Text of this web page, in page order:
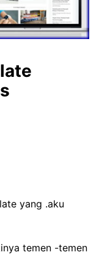
yang .aku
temen -temen